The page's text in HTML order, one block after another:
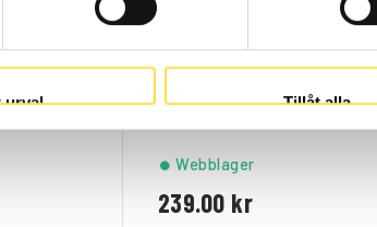
urval Tillåt alla
Pris exkl.
239.00
Webblager